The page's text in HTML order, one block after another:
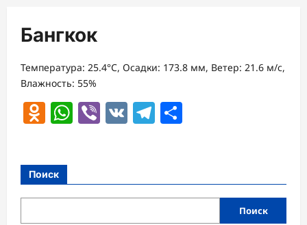
Бангкок
Температура: 25.4°C, Осадки: 173.8 мм, Ветер: 21.6 м/с,
Влажность: 55%
Odnoklassniki
WhatsApp
Viber
VK Telegram
Поиск
Поиск